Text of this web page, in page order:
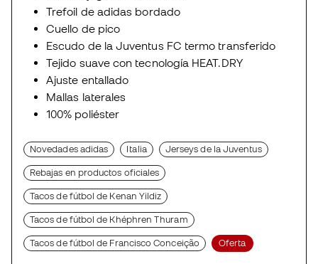
Trefoil de adidas bordado
Cuello de pico
Escudo de la Juventus FC termo transferido
Tejido suave con tecnología HEAT.DRY
Ajuste entallado
Mallas laterales
100% poliéster
Novedades adidas Italia Jerseys de la Juventus
Rebajas en productos oficiales
Tacos de fútbol de Kenan Yildiz
Tacos de fútbol de Khéphren Thuram
Tacos de fútbol de Francisco Conceição Oferta